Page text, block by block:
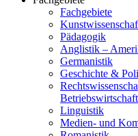
Fachgebiete
Pädagogik
Anglistik –
Germanistik
Geschichte &
Linguistik
Medien- und